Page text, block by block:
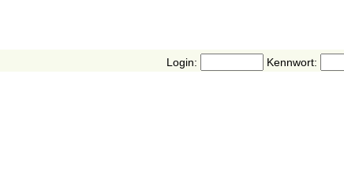
Login: Kennwort: